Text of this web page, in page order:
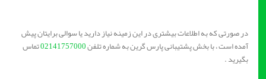
در صورتی که به اطلاعات بیشتری در این زمینه نیاز دارید یا سوالی برایتان پیش
آمده است ، با بخش پشتیبانی پارس گرین به شماره تلفن02141757000تماس
بگیرید .